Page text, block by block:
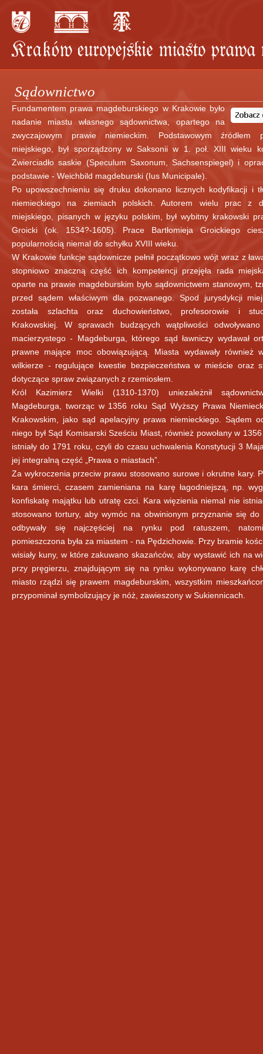
Sądownictwo
Fundamentem prawa magdeburskiego w Krakowie było
nadanie miastu własnego sądownictwa, opartego na
zwyczajowym prawie niemieckim. Podstawowym źródłem
miejskiego, był sporządzony w Saksonii w 1. poł. XIII wieku
Zwierciadło saskie (Speculum Saxonum, Sachsenspiegel) i
podstawie - Weichbild magdeburski (Ius Municipale).
Po upowszechnieniu się druku dokonano licznych kodyfikacji i
niemieckiego na ziemiach polskich. Autorem wielu prac z
miejskiego, pisanych w języku polskim, był wybitny krakowski
Groicki (ok. 1534?-1605). Prace Bartłomieja Groickiego
popularnością niemal do schyłku XVIII wieku.
W Krakowie funkcje sądownicze pełnił początkowo wójt wraz z
stopniowo znaczną część ich kompetencji przejęła rada
oparte na prawie magdeburskim było sądownictwem stanowym,
przed sądem właściwym dla pozwanego. Spod jurysdykcji
została szlachta oraz duchowieństwo, profesorowie i
Krakowskiej. W sprawach budzących wątpliwości
macierzystego - Magdeburga, którego sąd ławniczy wydawał
prawne mające moc obowiązującą. Miasta wydawały również
wilkierze - regulujące kwestie bezpieczeństwa w mieście oraz
dotyczące spraw związanych z rzemiosłem.
Król Kazimierz Wielki (1310-1370) uniezależnił
Magdeburga, tworząc w 1356 roku Sąd Wyższy Prawa
Krakowskim, jako sąd apelacyjny prawa niemieckiego. Sądem
niego był Sąd Komisarski Sześciu Miast, również powołany w
istniały do 1791 roku, czyli do czasu uchwalenia Konstytucji 3
jej integralną część „Prawa o miastach”.
Za wykroczenia przeciw prawu stosowano surowe i okrutne kary.
kara śmierci, czasem zamieniana na karę łagodniejszą, np.
konfiskatę majątku lub utratę czci. Kara więzienia niemal nie
stosowano tortury, aby wymóc na obwinionym przyznanie się do
odbywały się najczęściej na rynku pod ratuszem,
pomieszczona była za miastem - na Pędzichowie. Przy bramie
wisiały kuny, w które zakuwano skazańców, aby wystawić ich na
przy pręgierzu, znajdującym się na rynku wykonywano karę
miasto rządzi się prawem magdeburskim, wszystkim
przypominał symbolizujący je nóż, zawieszony w Sukiennicach.